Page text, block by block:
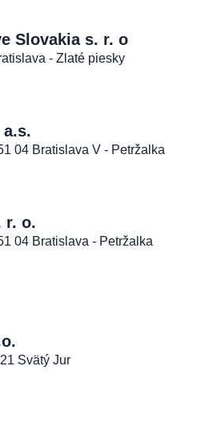
Slovakia s. r. o
- Zlaté piesky
a.s.
04 Bratislava V - Petržalka
r. o.
04 Bratislava - Petržalka
Svätý Jur